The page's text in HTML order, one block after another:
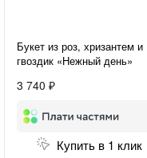
Букет из роз, хризантем и
гвоздик «Нежный день»
3 740 ₽
Купить в 1 клик